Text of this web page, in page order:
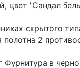
цвет "Сандал
скрытого
полотна 2
Фурнитура в